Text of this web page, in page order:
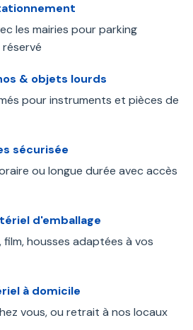
les mairies pour parking
& objets lourds
pour instruments et pièces de
sécurisée
ou longue durée avec accès
d'emballage
housses adaptées à vos
à domicile
vous, ou retrait à nos locaux